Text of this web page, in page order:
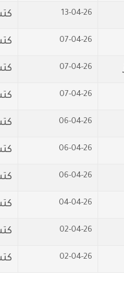
13-04-26
07-04-26
07-04-26
07-04-26
06-04-26
06-04-26
06-04-26
04-04-26
02-04-26
02-04-26